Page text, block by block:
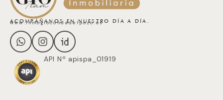
ACOMPÁÑANOS EN NUESTRO DÍA A DÍA.
www.inmogiocondadelpozo.es
API Nº apispa_01919